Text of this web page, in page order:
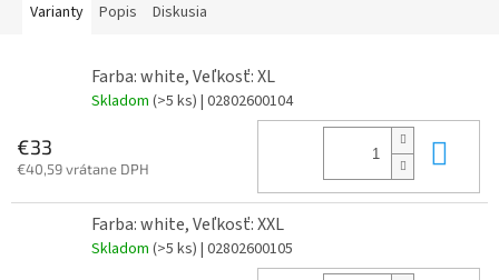
Varianty Popis Diskusia
Farba: white, Veľkosť: XL
Skladom (>5 ks) | 02802600104
€33
€40,59 vrátane DPH
Farba: white, Veľkosť: XXL
Skladom (>5 ks) | 02802600105